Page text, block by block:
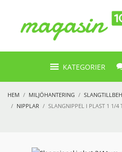
KATEGORIER
HEM MILJÖHANTERING
NIPPLAR
SLANGNIPPEL I PLAST 1 1/